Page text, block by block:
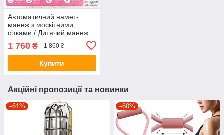
Автоматичний намет-
манеж з москітними
сітками / Дитячий манеж
146х127х110 см Рожевий
1 760 ₴ 1 860 ₴
Купити
Акційні пропозиції та новинки
–61% –60%